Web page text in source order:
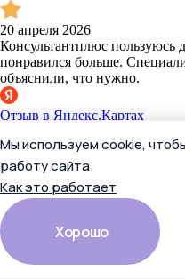
20 апреля 2026
Консультантплюс пользуюсь
понравился больше.
объяснили, что нужно.
Отзыв в Яндекс.Картах
Вячеслав Вершинин
Мы используем cookie,
работу сайта.
Как это работает
Хорошо